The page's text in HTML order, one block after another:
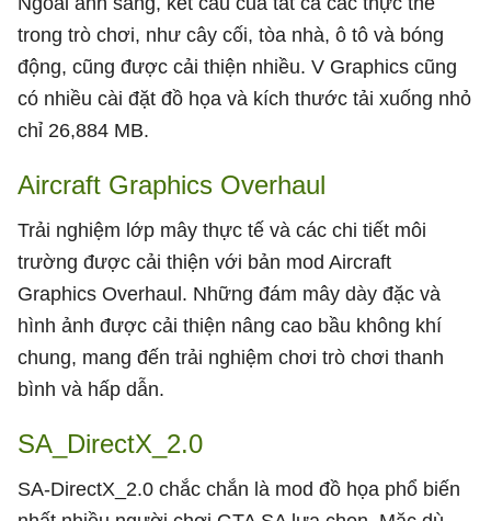
trong trò chơi, như cây cối, tòa nhà, ô tô và bóng
động, cũng được cải thiện nhiều. V Graphics cũng
có nhiều cài đặt đồ họa và kích thước tải xuống nhỏ
chỉ 26,884 MB.
Aircraft Graphics Overhaul
Trải nghiệm lớp mây thực tế và các chi tiết môi
trường được cải thiện với bản mod Aircraft
Graphics Overhaul. Những đám mây dày đặc và
hình ảnh được cải thiện nâng cao bầu không khí
chung, mang đến trải nghiệm chơi trò chơi thanh
bình và hấp dẫn.
SA_DirectX_2.0
SA-DirectX_2.0 chắc chắn là mod đồ họa phổ biến